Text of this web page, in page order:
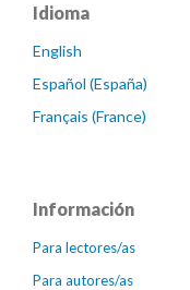
Idioma
English
Español (España)
Français (France)
Información
Para lectores/as
Para autores/as